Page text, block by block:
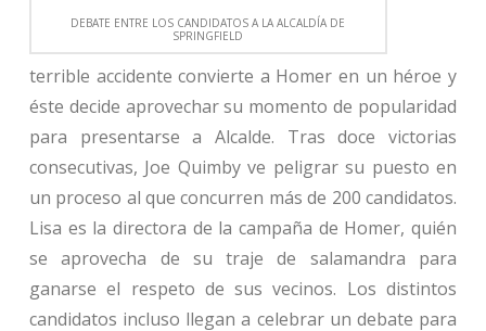
DEBATE ENTRE LOS CANDIDATOS A LA ALCALDÍA DE
SPRINGFIELD
terrible accidente convierte a Homer en un héroe y
éste decide aprovechar su momento de popularidad
para presentarse a Alcalde. Tras doce victorias
consecutivas, Joe Quimby ve peligrar su puesto en
un proceso al que concurren más de 200 candidatos.
Lisa es la directora de la campaña de Homer, quién
se aprovecha de su traje de salamandra para
ganarse el respeto de sus vecinos. Los distintos
candidatos incluso llegan a celebrar un debate para